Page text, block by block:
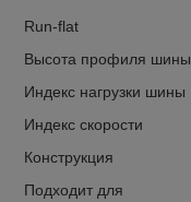
Run-flat
Высота профиля шины
Индекс нагрузки шины
Индекс скорости
Конструкция
Подходит для